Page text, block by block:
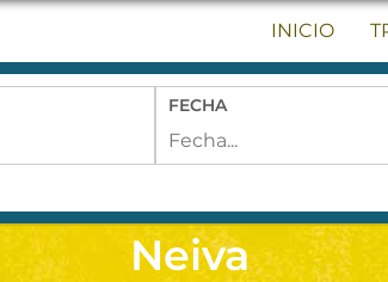
INICIO
FECHA
Neiva